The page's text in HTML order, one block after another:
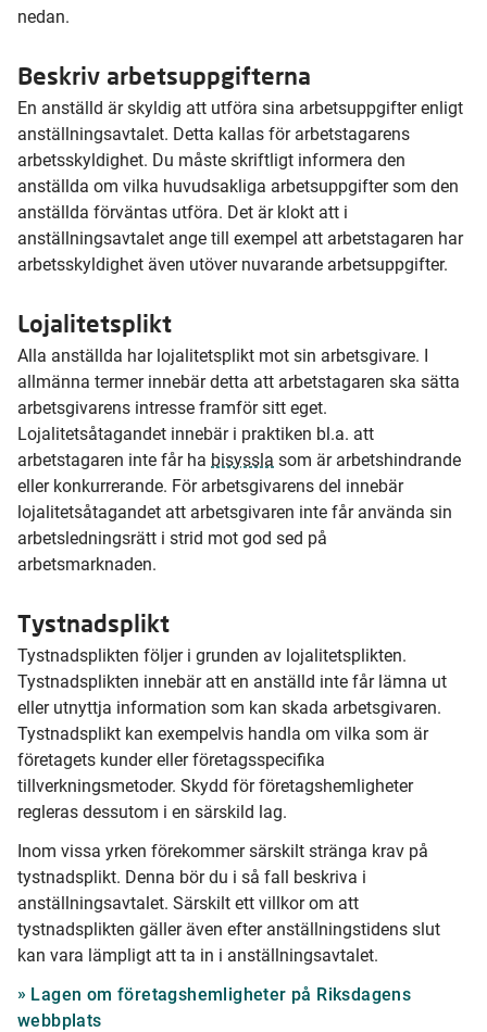
nedan.
Beskriv arbetsuppgifterna
En anställd är skyldig att utföra sina arbetsuppgifter enligt
anställningsavtalet. Detta kallas för arbetstagarens
arbetsskyldighet. Du måste skriftligt informera den
anställda om vilka huvudsakliga arbetsuppgifter som den
anställda förväntas utföra. Det är klokt att i
anställningsavtalet ange till exempel att arbetstagaren har
arbetsskyldighet även utöver nuvarande arbetsuppgifter.
Lojalitetsplikt
Alla anställda har lojalitetsplikt mot sin arbetsgivare. I
allmänna termer innebär detta att arbetstagaren ska sätta
arbetsgivarens intresse framför sitt eget.
Lojalitetsåtagandet innebär i praktiken bl.a. att
arbetstagaren inte får ha bisyssla som är arbetshindrande
eller konkurrerande. För arbetsgivarens del innebär
lojalitetsåtagandet att arbetsgivaren inte får använda sin
arbetsledningsrätt i strid mot god sed på
arbetsmarknaden.
Tystnadsplikt
Tystnadsplikten följer i grunden av lojalitetsplikten.
Tystnadsplikten innebär att en anställd inte får lämna ut
eller utnyttja information som kan skada arbetsgivaren.
Tystnadsplikt kan exempelvis handla om vilka som är
företagets kunder eller företagsspecifika
tillverkningsmetoder. Skydd för företagshemligheter
regleras dessutom i en särskild lag.
Inom vissa yrken förekommer särskilt stränga krav på
tystnadsplikt. Denna bör du i så fall beskriva i
anställningsavtalet. Särskilt ett villkor om att
tystnadsplikten gäller även efter anställningstidens slut
kan vara lämpligt att ta in i anställningsavtalet.
Lagen om företagshemligheter på Riksdagens
webbplats